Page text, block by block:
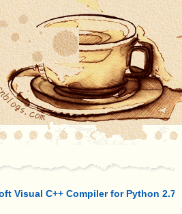
Visual C++ Compiler for Python 2.7